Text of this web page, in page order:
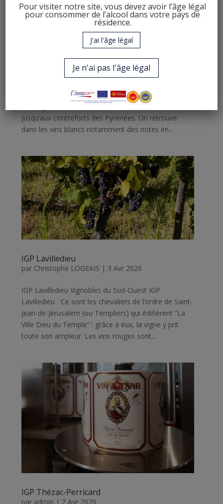
3 Avr 2020
Ariège s’étend au sud de la plaine toulousaine, tout
au long des coteaux de la vallée de la Lèze et
jusqu’aux contreforts des Pyrénées. On retrouve
dans les vins blancs notamment des notes en...
IGP Lavilledieu
par Christophe LOGEAIS | 3 Avr 2020
IGP Lavilledieu Vignobles du Sud-Ouest IGP
Lavilledieu Ce sont les chevaliers de l’ordre de Saint-
Jean-de-Jérusalem (ou Templiers) qui édifièrent “La
Ville Dieu du Temple” : grâce à eux, la vigne y prit
toute son ampleur. Les vins rouges sont...
IGP Thézac-Perricard
par admin | 2 Avr 2020
Pour visiter notre site, vous devez avoir l’âge légal
pour consommer de l’alcool dans votre pays de
résidence.
J'ai l'âge légal
Je n'ai pas l'âge légal